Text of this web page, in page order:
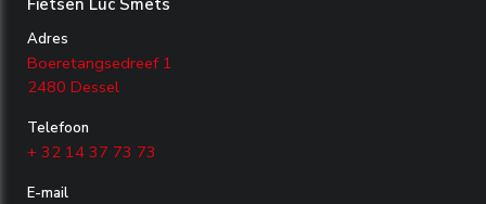
Adres
Boeretangsedreef 1
2480 Dessel
Telefoon
+ 32 14 37 73 73
E-mail